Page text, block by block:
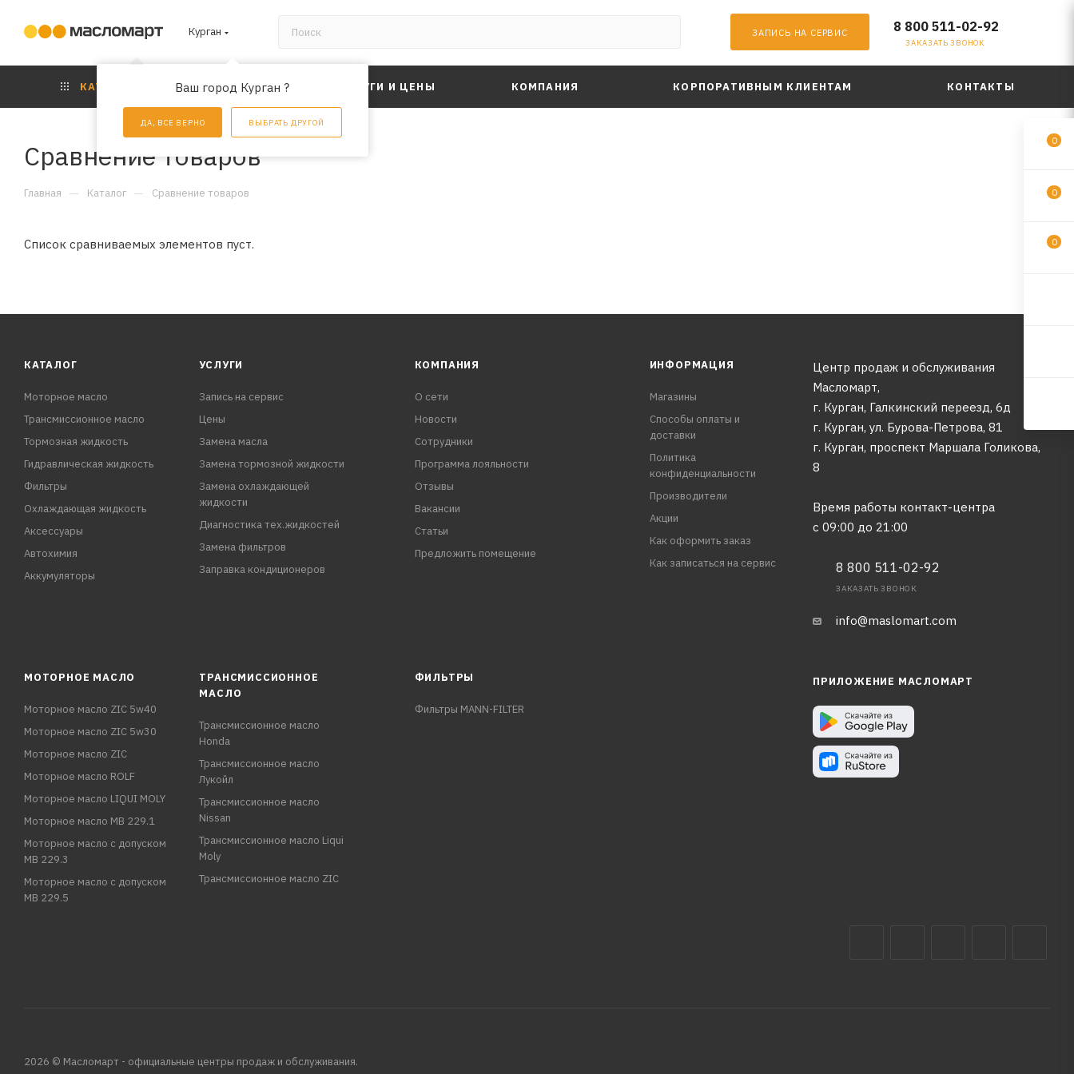
Курган
Ваш город Курган ?
ДА, ВСЕ ВЕРНО ВЫБРАТЬ ДРУГОЙ
ЗАПИСЬ НА СЕРВИС 8 800 511-02-92
ЗАКАЗАТЬ ЗВОНОК
КАТАЛОГ АКЦИИ УСЛУГИ И ЦЕНЫ КОМПАНИЯ КОРПОРАТИВНЫМ КЛИЕНТАМ КОНТАКТЫ
Сравнение товаров
Главная — Каталог — Сравнение товаров
Список сравниваемых элементов пуст.
КАТАЛОГ
Моторное масло
Трансмиссионное масло
Тормозная жидкость
Гидравлическая жидкость
Фильтры
Охлаждающая жидкость
Аксессуары
Автохимия
Аккумуляторы
УСЛУГИ
Запись на сервис
Цены
Замена масла
Замена тормозной жидкости
Замена охлаждающей
жидкости
Диагностика тех.жидкостей
Замена фильтров
Заправка кондиционеров
КОМПАНИЯ
О сети
Новости
Сотрудники
Программа лояльности
Отзывы
Вакансии
Статьи
Предложить помещение
ИНФОРМАЦИЯ
Магазины
Способы оплаты и
доставки
Политика
конфиденциальности
Производители
Акции
Как оформить заказ
Как записаться на сервис
Центр продаж и обслуживания
Масломарт,
г. Курган, Галкинский переезд, 6д
г. Курган, ул. Бурова-Петрова, 81
г. Курган, проспект Маршала Голикова,
8
Время работы контакт-центра
с 09:00 до 21:00
8 800 511-02-92
ЗАКАЗАТЬ ЗВОНОК
info@maslomart.com
МОТОРНОЕ МАСЛО
Моторное масло ZIC 5w40
Моторное масло ZIC 5w30
Моторное масло ZIC
Моторное масло ROLF
Моторное масло LIQUI MOLY
Моторное масло MB 229.1
Моторное масло с допуском
MB 229.3
Моторное масло с допуском
MB 229.5
ТРАНСМИССИОННОЕ
МАСЛО
Трансмиссионное масло
Honda
Трансмиссионное масло
Лукойл
Трансмиссионное масло
Nissan
Трансмиссионное масло Liqui
Moly
Трансмиссионное масло ZIC
ФИЛЬТРЫ
Фильтры MANN-FILTER
ПРИЛОЖЕНИЕ МАСЛОМАРТ
2026 © Масломарт - официальные центры продаж и обслуживания.
0
0
0